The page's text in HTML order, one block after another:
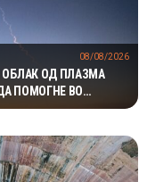
ОБЛАК ОД ПЛАЗМА
ПОМОГНЕ ВО
08/08/2026